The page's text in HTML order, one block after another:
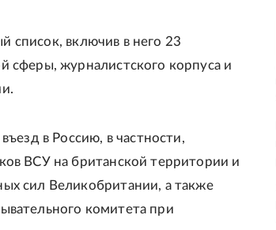
список, включив в него 23
сферы, журналистского корпуса и
в Россию, в частности,
ВСУ на британской территории и
сил Великобритании, а также
комитета при